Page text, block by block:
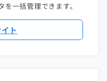
一括管理できます。
ト